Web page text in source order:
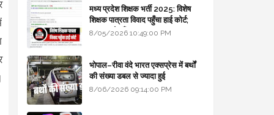
मध्य प्रदेश शिक्षक भर्ती 2025: विशेष
शिक्षक पात्रता विवाद पहुँचा हाई कोर्ट;
सरकार से माँगा जवाब
8/05/2026 10:49:00 PM
भोपाल–रीवा वंदे भारत एक्सप्रेस में बर्थों
की संख्या डबल से ज्यादा हुई
8/06/2026 09:14:00 PM